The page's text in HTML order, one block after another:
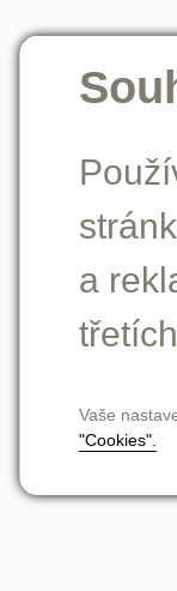
a
Vaše
"Cookies".